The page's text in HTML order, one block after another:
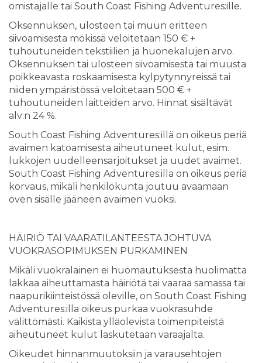
omistajalle tai South Coast Fishing Adventures:ille.
Oksennuksen, ulosteen tai muun eritteen
siivoamisesta mökissä veloitetaan 150 € +
tuhoutuneiden tekstiilien ja huonekalujen arvo.
Oksennuksen tai ulosteen siivoamisesta tai muusta
poikkeavasta roskaamisesta kylpytynnyreissä tai
niiden ympäristössä veloitetaan 500 € +
tuhoutuneiden laitteiden arvo. Hinnat sisältävät
alv:n 24 %.
South Coast Fishing Adventures:illä on oikeus periä
avaimen katoamisesta aiheutuneet kulut, esim.
lukkojen uudelleensarjoitukset ja uudet avaimet.
South Coast Fishing Adventures:illa on oikeus periä
korvaus, mikäli henkilökunta joutuu avaamaan
oven sisälle jääneen avaimen vuoksi.
HÄIRIÖ TAI VAARATILANTEESTA JOHTUVA
VUOKRASOPIMUKSEN PURKAMINEN
Mikäli vuokralainen ei huomautuksesta huolimatta
lakkaa aiheuttamasta häiriötä tai vaaraa samassa tai
naapurikiinteistössä oleville, on South Coast Fishing
Adventures:illa oikeus purkaa vuokrasuhde
välittömästi. Kaikista ylläolevista toimenpiteistä
aiheutuneet kulut laskutetaan varaajalta.
Oikeudet hinnanmuutoksiin ja varausehtojen